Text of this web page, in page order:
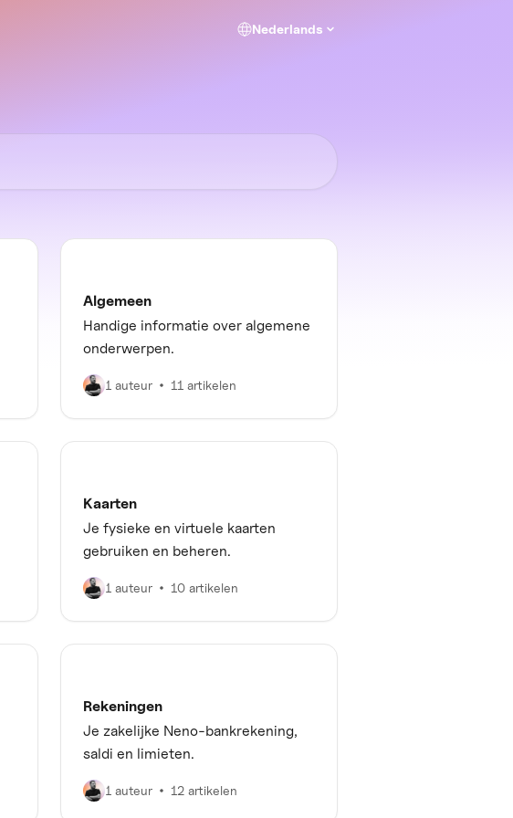
Nederlands
Algemeen
Handige informatie over algemene
onderwerpen.
1 auteur 11 artikelen
Kaarten
Je fysieke en virtuele kaarten
gebruiken en beheren.
1 auteur 10 artikelen
Rekeningen
Je zakelijke Neno-bankrekening,
saldi en limieten.
1 auteur 12 artikelen